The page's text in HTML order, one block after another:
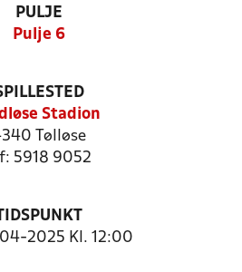
PULJE
Pulje 6
Stadion
Tølløse
5918 9052
2025 Kl. 12:00